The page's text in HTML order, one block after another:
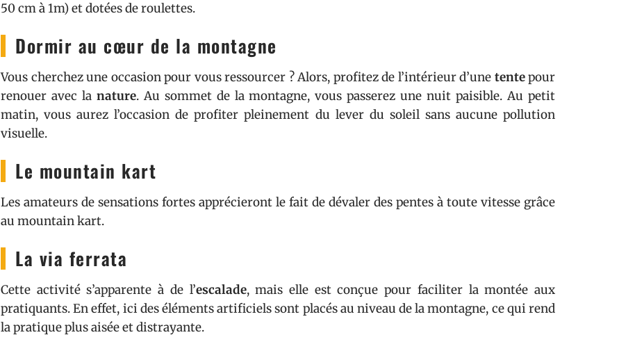
50 cm à 1m) et dotées de roulettes.
Dormir au cœur de la montagne
Vous cherchez une occasion pour vous ressourcer ? Alors, profitez de l’intérieur d’une tentepour
renouer avec la nature. Au sommet de la montagne, vous passerez une nuit paisible. Au petit
matin, vous aurez l’occasion de profiter pleinement du lever du soleil sans aucune pollution
visuelle.
Le mountain kart
Les amateurs de sensations fortes apprécieront le fait de dévaler des pentes à toute vitesse grâce
au mountain kart.
La via ferrata
Cette activité s’apparente à de l’escalade, mais elle est conçue pour faciliter la montée aux
pratiquants. En effet, ici des éléments artificiels sont placés au niveau de la montagne, ce qui rend
la pratique plus aisée et distrayante.